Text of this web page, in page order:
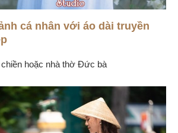
cá nhân với áo dài truyền
hoặc nhà thờ Đức bà